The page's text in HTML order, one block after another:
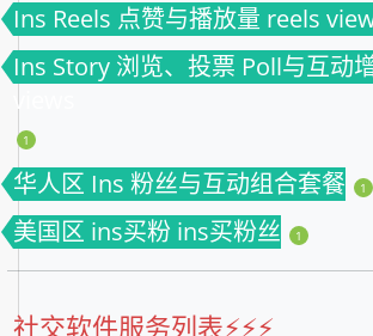
Ins Reels 点赞与播放量 reels
Ins Story 浏览、投票 Poll与互动
views
1
华人区 Ins 粉丝与互动组合套餐 1
美国区 ins买粉 ins买粉丝 1
社交软件服务列表⚡️⚡️⚡️